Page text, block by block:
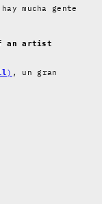
mucha gente
an artist
) , un gran